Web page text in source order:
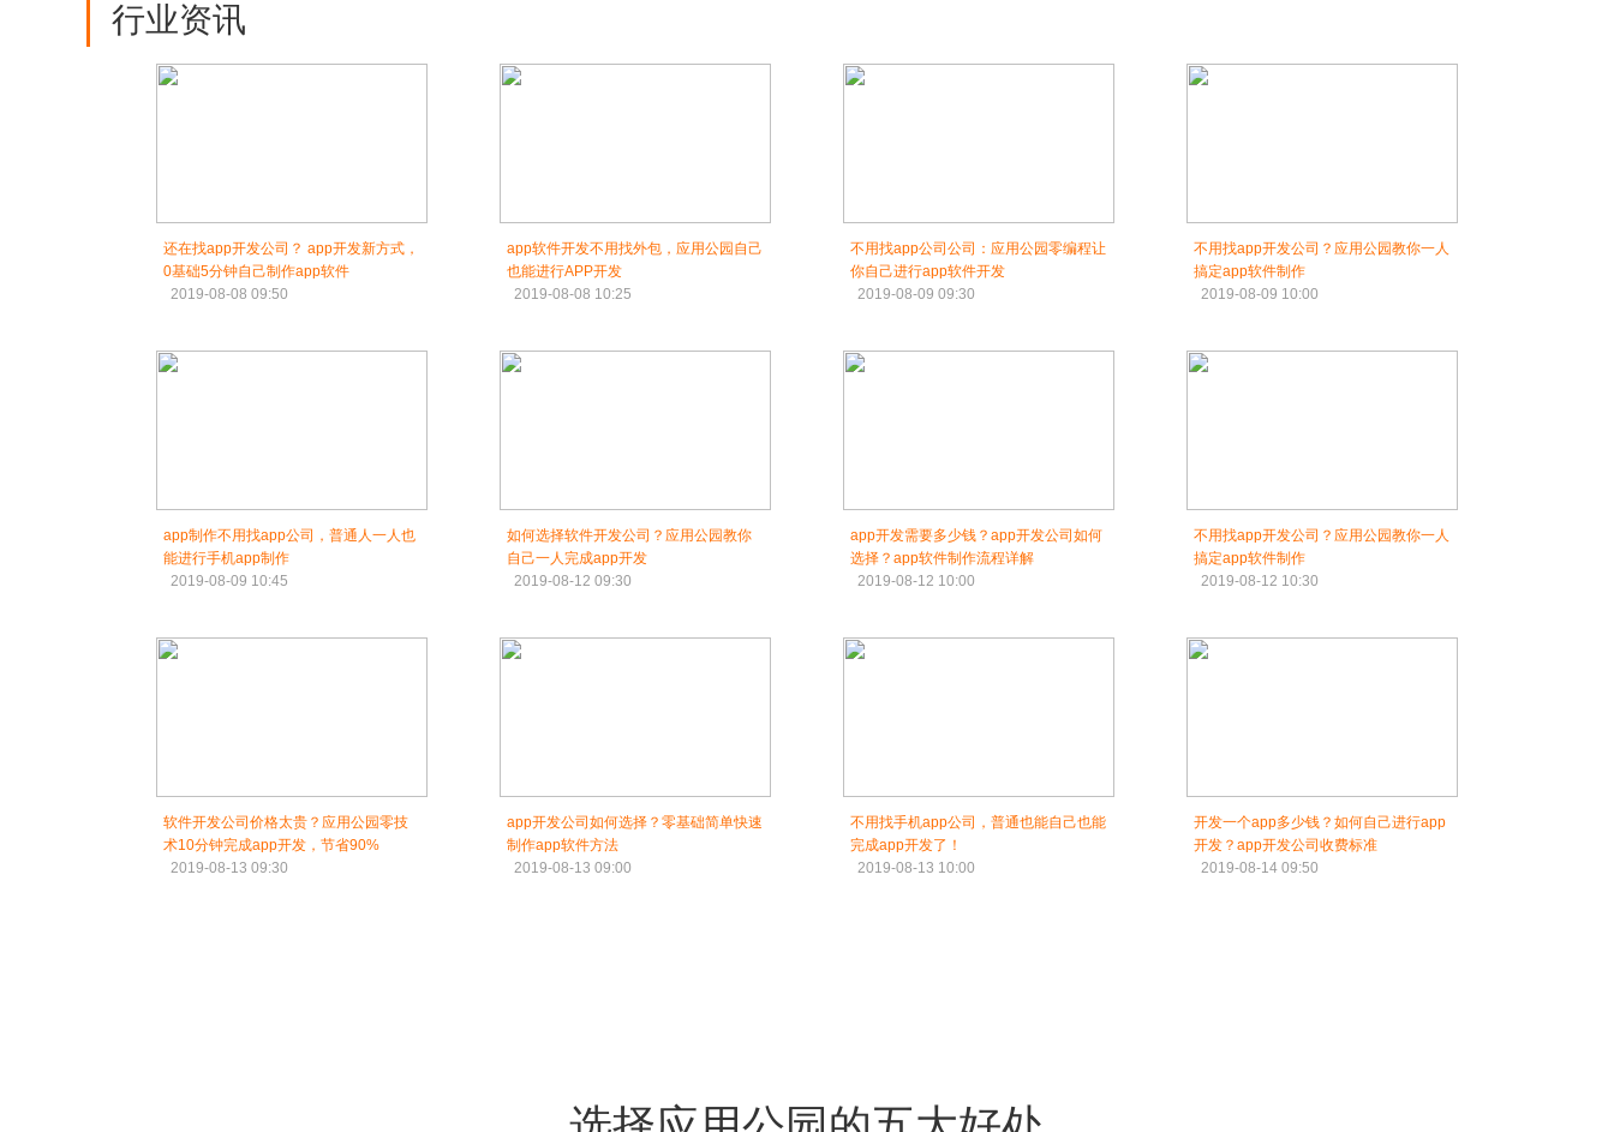
行业资讯
还在找app开发公司？ app开发新方式，
0基础5分钟自己制作app软件
2019-08-08 09:50
app软件开发不用找外包，应用公园自己
也能进行APP开发
2019-08-08 10:25
不用找app公司公司：应用公园零编程让
你自己进行app软件开发
2019-08-09 09:30
不用找app开发公司？应用公园教你一人
搞定app软件制作
2019-08-09 10:00
app制作不用找app公司，普通人一人也
能进行手机app制作
2019-08-09 10:45
如何选择软件开发公司？应用公园教你
自己一人完成app开发
2019-08-12 09:30
app开发需要多少钱？app开发公司如何
选择？app软件制作流程详解
2019-08-12 10:00
不用找app开发公司？应用公园教你一人
搞定app软件制作
2019-08-12 10:30
软件开发公司价格太贵？应用公园零技
术10分钟完成app开发，节省90%
2019-08-13 09:30
app开发公司如何选择？零基础简单快速
制作app软件方法
2019-08-13 09:00
不用找手机app公司，普通也能自己也能
完成app开发了！
2019-08-13 10:00
开发一个app多少钱？如何自己进行app
开发？app开发公司收费标准
2019-08-14 09:50